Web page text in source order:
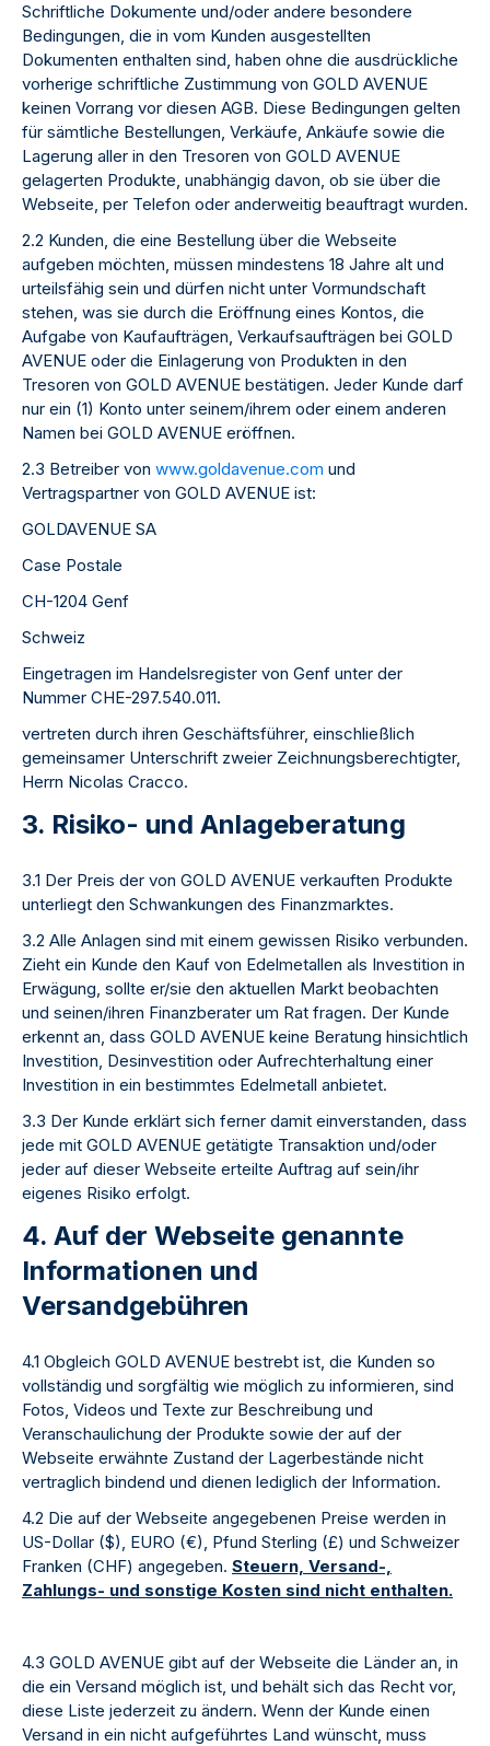
Schriftliche Dokumente und/oder andere besondere
Bedingungen, die in vom Kunden ausgestellten
Dokumenten enthalten sind, haben ohne die ausdrückliche
vorherige schriftliche Zustimmung von GOLD AVENUE
keinen Vorrang vor diesen AGB. Diese Bedingungen gelten
für sämtliche Bestellungen, Verkäufe, Ankäufe sowie die
Lagerung aller in den Tresoren von GOLD AVENUE
gelagerten Produkte, unabhängig davon, ob sie über die
Webseite, per Telefon oder anderweitig beauftragt wurden.
2.2 Kunden, die eine Bestellung über die Webseite
aufgeben möchten, müssen mindestens 18 Jahre alt und
urteilsfähig sein und dürfen nicht unter Vormundschaft
stehen, was sie durch die Eröffnung eines Kontos, die
Aufgabe von Kaufaufträgen, Verkaufsaufträgen bei GOLD
AVENUE oder die Einlagerung von Produkten in den
Tresoren von GOLD AVENUE bestätigen. Jeder Kunde darf
nur ein (1) Konto unter seinem/ihrem oder einem anderen
Namen bei GOLD AVENUE eröffnen.
2.3 Betreiber von www.goldavenue.com und
Vertragspartner von GOLD AVENUE ist:
GOLDAVENUE SA
Case Postale
CH-1204 Genf
Schweiz
Eingetragen im Handelsregister von Genf unter der
Nummer CHE-297.540.011.
vertreten durch ihren Geschäftsführer, einschließlich
gemeinsamer Unterschrift zweier Zeichnungsberechtigter,
Herrn Nicolas Cracco.
3. Risiko- und Anlageberatung
3.1 Der Preis der von GOLD AVENUE verkauften Produkte
unterliegt den Schwankungen des Finanzmarktes.
3.2 Alle Anlagen sind mit einem gewissen Risiko verbunden.
Zieht ein Kunde den Kauf von Edelmetallen als Investition in
Erwägung, sollte er/sie den aktuellen Markt beobachten
und seinen/ihren Finanzberater um Rat fragen. Der Kunde
erkennt an, dass GOLD AVENUE keine Beratung hinsichtlich
Investition, Desinvestition oder Aufrechterhaltung einer
Investition in ein bestimmtes Edelmetall anbietet.
3.3 Der Kunde erklärt sich ferner damit einverstanden, dass
jede mit GOLD AVENUE getätigte Transaktion und/oder
jeder auf dieser Webseite erteilte Auftrag auf sein/ihr
eigenes Risiko erfolgt.
4. Auf der Webseite genannte
Informationen und
Versandgebühren
4.1 Obgleich GOLD AVENUE bestrebt ist, die Kunden so
vollständig und sorgfältig wie möglich zu informieren, sind
Fotos, Videos und Texte zur Beschreibung und
Veranschaulichung der Produkte sowie der auf der
Webseite erwähnte Zustand der Lagerbestände nicht
vertraglich bindend und dienen lediglich der Information.
4.2 Die auf der Webseite angegebenen Preise werden in
US-Dollar ($), EURO (€), Pfund Sterling (£) und Schweizer
Franken (CHF) angegeben. Steuern, Versand-,
Zahlungs- und sonstige Kosten sind nicht enthalten.
4.3 GOLD AVENUE gibt auf der Webseite die Länder an, in
die ein Versand möglich ist, und behält sich das Recht vor,
diese Liste jederzeit zu ändern. Wenn der Kunde einen
Versand in ein nicht aufgeführtes Land wünscht, muss